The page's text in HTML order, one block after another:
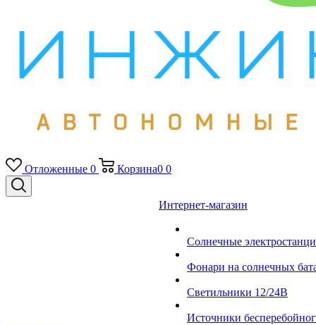
Отложенные 0 Корзина0 0
Интернет-магазин
Солнечные
Фонари на солнечных
Светильники 12/24В
Источники